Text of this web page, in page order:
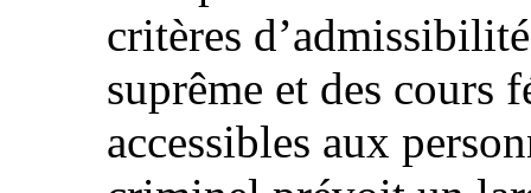
critères
suprême et des cours
accessibles aux